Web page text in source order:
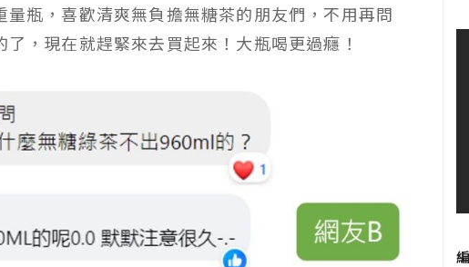
瓶，喜歡清爽無負擔無糖茶的朋友們，不用再問
，現在就趕緊來去買起來！大瓶喝更過癮！